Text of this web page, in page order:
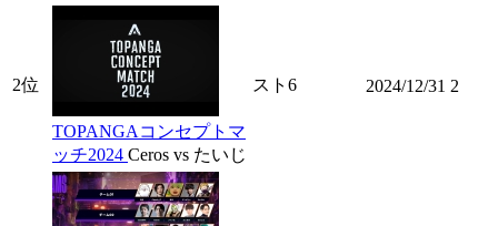
2位
TOPANGAコンセプトマ
ッチ2024 Ceros vs たいじ
スト6 2024/12/31 2